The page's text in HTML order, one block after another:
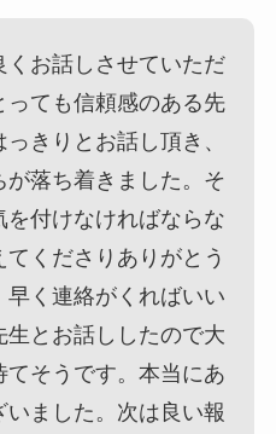
くお話しさせていただ
っても信頼感のある先
きりとお話し頂き、
が落ち着きました。そ
を付けなければならな
てくださりありがとう
早く連絡がくればいい
生とお話ししたので大
てそうです。本当にあ
いました。次は良い報